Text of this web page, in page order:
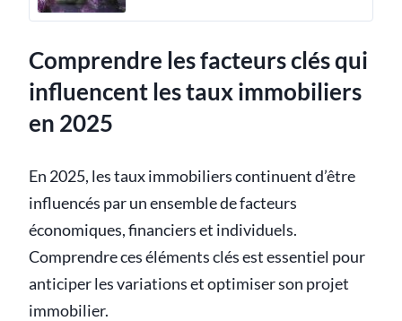
Comprendre les facteurs clés qui
influencent les taux immobiliers
en 2025
En 2025, les taux immobiliers continuent d’être
influencés par un ensemble de facteurs
économiques, financiers et individuels.
Comprendre ces éléments clés est essentiel pour
anticiper les variations et optimiser son projet
immobilier.